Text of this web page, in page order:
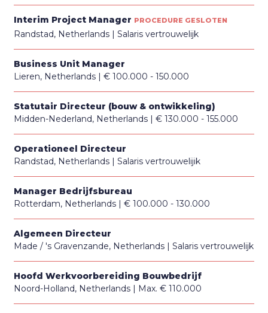
Interim Project Manager PROCEDURE GESLOTEN
Randstad, Netherlands Salaris vertrouwelijk
Business Unit Manager
Lieren, Netherlands
€ 100.000 - 150.000
Statutair Directeur (bouw & ontwikkeling)
Midden-Nederland, Netherlands
€ 130.000 - 155.000
Operationeel Directeur
Randstad, Netherlands
Salaris vertrouwelijik
Manager Bedrijfsbureau
Rotterdam, Netherlands
€ 100.000 - 130.000
Algemeen Directeur
Made / 's Gravenzande, Netherlands
Salaris vertrouwelijk
Hoofd Werkvoorbereiding Bouwbedrijf
Noord-Holland, Netherlands
Max. € 110.000